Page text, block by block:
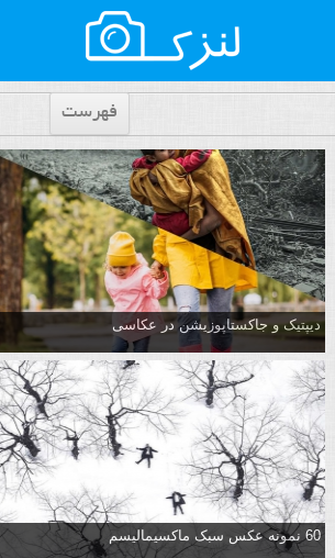
فهرست
دیپتیک و جاکستا‌پوزیشن در عکاسی
60 نمونه عکس سبک ماکسیمالیسم